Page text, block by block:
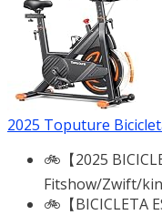
2025 Toputure
🚲【2025
Fitshow/Zwift/
🚲【BICICLETA